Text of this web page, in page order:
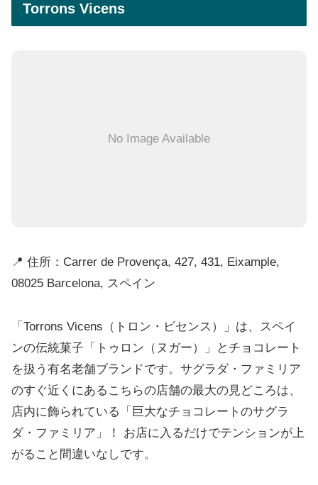
Torrons Vicens
No Image Available
📍 住所：Carrer de Provença, 427, 431, Eixample,
08025 Barcelona, スペイン
「Torrons Vicens（トロン・ビセンス）」は、スペイ
ンの伝統菓子「トゥロン（ヌガー）」とチョコレート
を扱う有名老舗ブランドです。サグラダ・ファミリア
のすぐ近くにあるこちらの店舗の最大の見どころは、
店内に飾られている「巨大なチョコレートのサグラ
ダ・ファミリア」！ お店に入るだけでテンションが上
がること間違いなしです。